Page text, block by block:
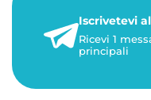
1 minuto di lettura
Iscrivetevi
Ricevi 1
principali